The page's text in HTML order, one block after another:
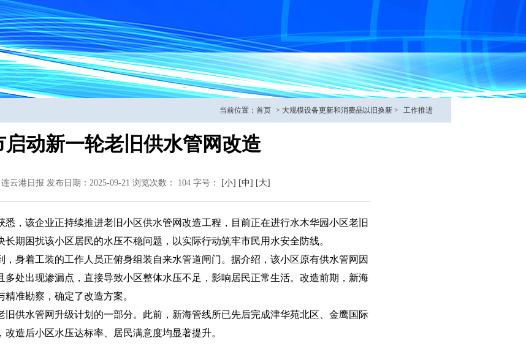
当前位置： 首页 > 大规模设备更新和消费品以旧换新 > 工作推进
启动新一轮老旧供水管网改造
云港日报 发布日期：2025-09-21 浏览次数： 104 字号： [小] [中] [大]
悉，该企业正持续推进老旧小区供水管网改造工程，目前正在进行水木华园小区老旧
期困扰该小区居民的水压不稳问题，以实际行动筑牢市民用水安全防线。
，身着工装的工作人员正俯身组装自来水管道闸门。据介绍，该小区原有供水管网因
多处出现渗漏点，直接导致小区整体水压不足，影响居民正常生活。改造前期，新海
准勘察，确定了改造方案。
旧供水管网升级计划的一部分。此前，新海管线所已先后完成津华苑北区、金鹰国际
造后小区水压达标率、居民满意度均显著提升。